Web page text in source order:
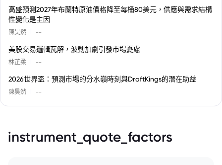
高盛預測2027年布蘭特原油價格降至每桶80美元，供應與需求結構
性變化是主因
陳昊然 --
美股交易邏輯瓦解，波動加劇引發市場憂慮
林芷柔 --
2026世界盃：預測市場的分水嶺時刻與DraftKings的潛在助益
陳昊然 --
instrument_quote_factors